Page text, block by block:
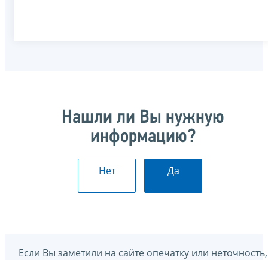
Нашли ли Вы нужную
информацию?
Нет Да
Если Вы заметили на сайте опечатку или неточность,